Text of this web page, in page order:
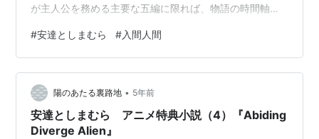
が主人公を務める主要な五編に限れば、物語の時間軸は
Sentiment』安達としまむらが実家を出る前夜、安達と母
親との別れ↓『The Sakura's Ark』高校二年の冬、しま
むらと樽見との決着↓『The Moon Cradle』二人の新居
に引っ越した初日↓『Cherry Blossoms for the …
#安達としまむら #入間人間
陽のあたる裏路地 • 5年前
安達としまむら アニメ特典小説（4）『Abiding
Diverge Alien』